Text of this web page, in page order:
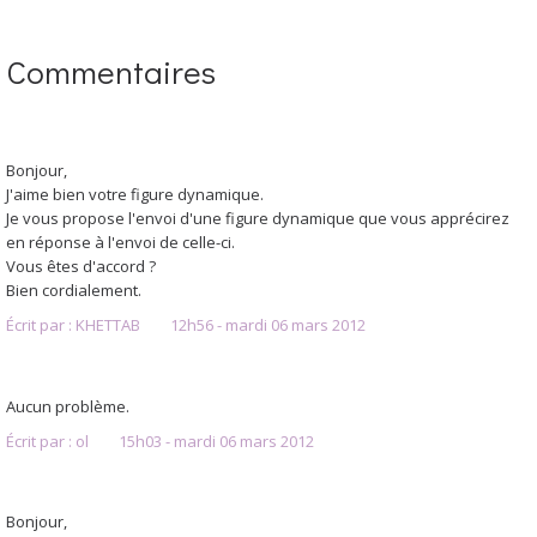
Commentaires
Bonjour,
J'aime bien votre figure dynamique.
Je vous propose l'envoi d'une figure dynamique que vous apprécirez
en réponse à l'envoi de celle-ci.
Vous êtes d'accord ?
Bien cordialement.
Écrit par : KHETTAB 12h56- mardi 06 mars 2012
Aucun problème.
Écrit par : ol 15h03 - mardi 06 mars 2012
Bonjour,